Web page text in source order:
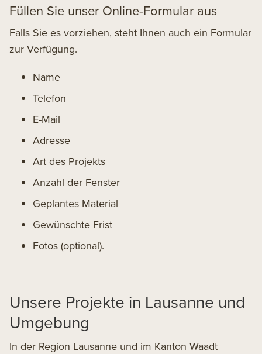
Füllen Sie unser Online-Formular aus
Falls Sie es vorziehen, steht Ihnen auch ein Formular
zur Verfügung.
Name
Telefon
E-Mail
Adresse
Art des Projekts
Anzahl der Fenster
Geplantes Material
Gewünschte Frist
Fotos (optional).
Unsere Projekte in Lausanne und
Umgebung
In der Region Lausanne und im Kanton Waadt